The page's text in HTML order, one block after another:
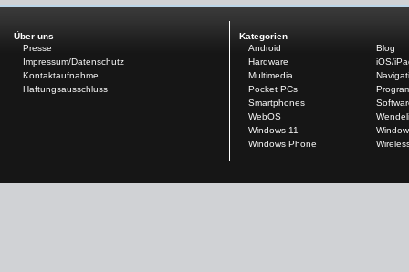
Über uns
Presse
Impressum/Datenschutz
Kontaktaufnahme
Haftungsausschluss
Kategorien
Android
Blog
Hardware
iOS/
Multimedia
Pocket PCs
Smartphones
WebOS
Windows 11
Windows Phone